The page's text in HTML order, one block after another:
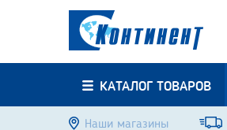
КАТАЛОГ ТОВАРОВ
Наши магазины